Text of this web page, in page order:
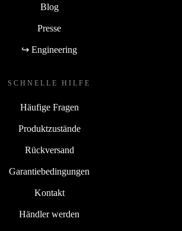
Blog
Presse
↪ Engineering
SCHNELLE HILFE
Häufige Fragen
Produktzustände
Rückversand
Garantiebedingungen
Kontakt
Händler werden